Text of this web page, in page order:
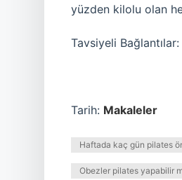
yüzden kilolu olan
Tavsiyeli Bağlantılar:
Tarih: Makaleler
Haftada kaç gün pilates
Obezler pilates yapabilir